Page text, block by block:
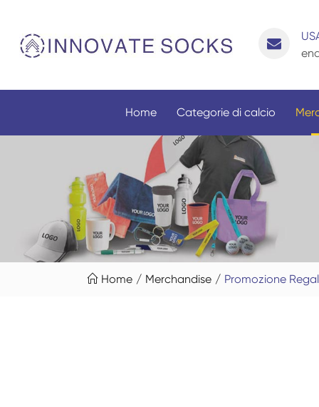
Home Categorie di calcio
 Home Merchandise Promozione